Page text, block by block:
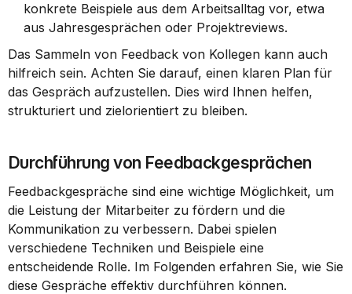
konkrete Beispiele aus dem Arbeitsalltag vor, etwa
aus Jahresgesprächen oder Projektreviews.
Das Sammeln von Feedback von Kollegen kann auch
hilfreich sein. Achten Sie darauf, einen klaren Plan für
das Gespräch aufzustellen. Dies wird Ihnen helfen,
strukturiert und zielorientiert zu bleiben.
Durchführung von Feedbackgesprächen
Feedbackgespräche sind eine wichtige Möglichkeit, um
die Leistung der Mitarbeiter zu fördern und die
Kommunikation zu verbessern. Dabei spielen
verschiedene Techniken und Beispiele eine
entscheidende Rolle. Im Folgenden erfahren Sie, wie Sie
diese Gespräche effektiv durchführen können.